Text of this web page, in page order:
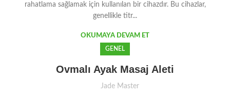
rahatlama sağlamak için kullanılan bir cihazdır. Bu cihazlar,
genellikle titr...
OKUMAYA DEVAM ET
GENEL
Ovmalı Ayak Masaj Aleti
Jade Master